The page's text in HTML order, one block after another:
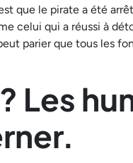
que le pirate a été
celui qui a réussi à
parier que tous les
Les